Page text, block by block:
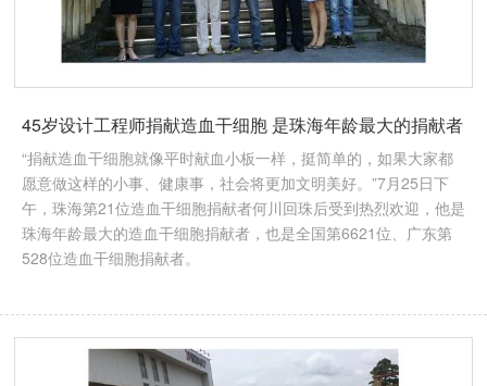
45岁设计工程师捐献造血干细胞 是珠海年龄最大的捐献者
“捐献造血干细胞就像平时献血小板一样，挺简单的，如果大家都
愿意做这样的小事、健康事，社会将更加文明美好。”7月25日下
午，珠海第21位造血干细胞捐献者何川回珠后受到热烈欢迎，他是
珠海年龄最大的造血干细胞捐献者，也是全国第6621位、广东第
528位造血干细胞捐献者。